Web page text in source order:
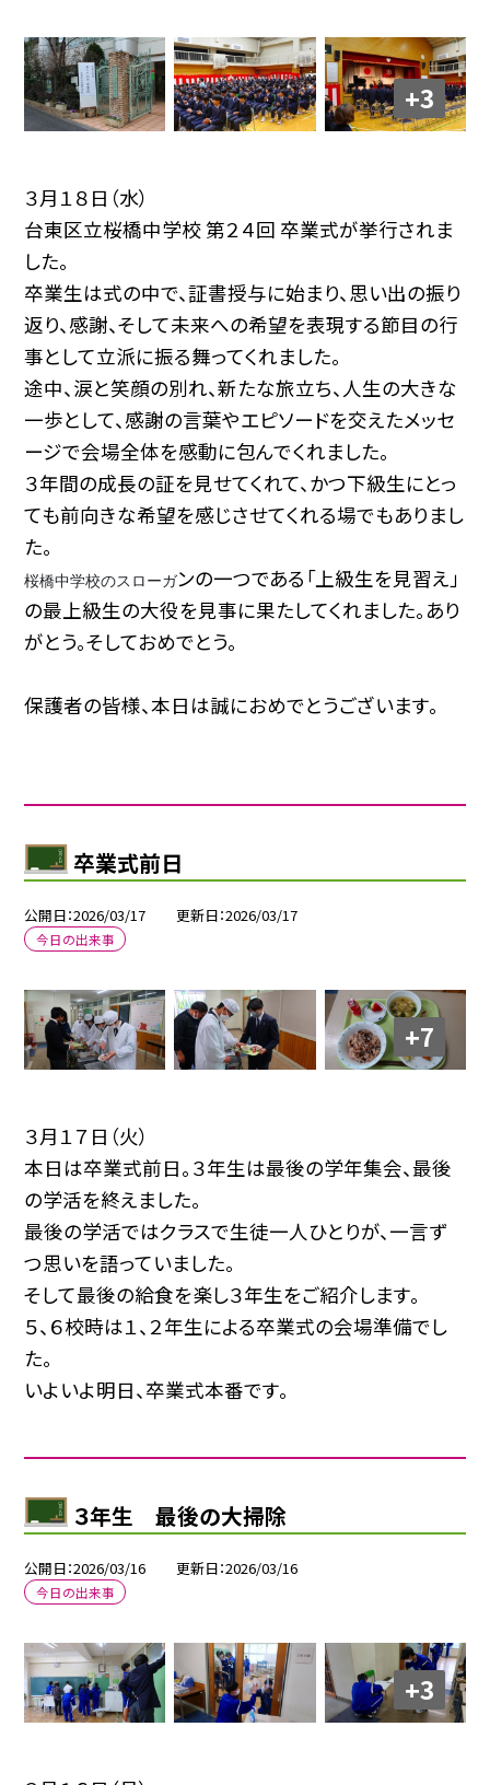
+3
３月１８日（水）
台東区立桜橋中学校 第２４回 卒業式が挙行されま
した。
卒業生は式の中で、証書授与に始まり、思い出の振り
返り、感謝、そして未来への希望を表現する節目の行
事として立派に振る舞ってくれました。
途中、涙と笑顔の別れ、新たな旅立ち、人生の大きな
一歩として、感謝の言葉やエピソードを交えたメッセ
ージで会場全体を感動に包んでくれました。
３年間の成長の証を見せてくれて、かつ下級生にとっ
ても前向きな希望を感じさせてくれる場でもありまし
た。
桜橋中学校のスローガンの一つである「上級生を見習え」
の最上級生の大役を見事に果たしてくれました。あり
がとう。そしておめでとう。
保護者の皆様、本日は誠におめでとうございます。
卒業式前日
公開日 2026/03/17 更新日 2026/03/17
今日の出来事
+7
３月１７日（火）
本日は卒業式前日。３年生は最後の学年集会、最後
の学活を終えました。
最後の学活ではクラスで生徒一人ひとりが、一言ず
つ思いを語っていました。
そして最後の給食を楽し３年生をご紹介します。
５、６校時は１、２年生による卒業式の会場準備でし
た。
いよいよ明日、卒業式本番です。
３年生 最後の大掃除
公開日 2026/03/16 更新日 2026/03/16
今日の出来事
+3